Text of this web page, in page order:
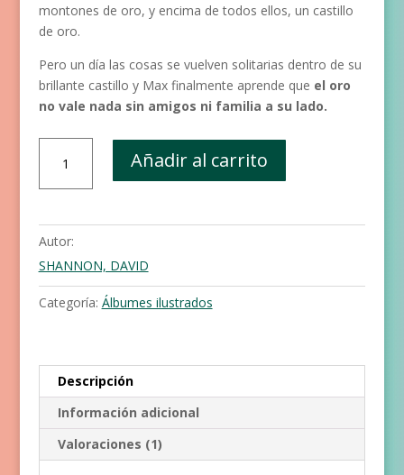
montones de oro, y encima de todos ellos, un castillo
de oro.
Pero un día las cosas se vuelven solitarias dentro de su
brillante castillo y Max finalmente aprende que el oro
no vale nada sin amigos ni familia a su lado.
cantidad
Añadir al carrito
Autor:
SHANNON, DAVID
Categoría: Álbumes ilustrados
Descripción
Información adicional
Valoraciones (1)